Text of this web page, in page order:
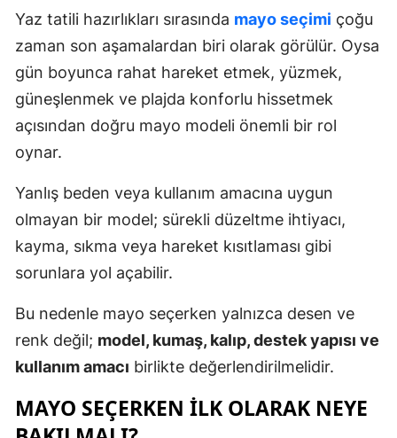
Yaz tatili hazırlıkları sırasında mayo seçimi çoğu
zaman son aşamalardan biri olarak görülür. Oysa
gün boyunca rahat hareket etmek, yüzmek,
güneşlenmek ve plajda konforlu hissetmek
açısından doğru mayo modeli önemli bir rol
oynar.
Yanlış beden veya kullanım amacına uygun
olmayan bir model; sürekli düzeltme ihtiyacı,
kayma, sıkma veya hareket kısıtlaması gibi
sorunlara yol açabilir.
Bu nedenle mayo seçerken yalnızca desen ve
renk değil; model, kumaş, kalıp, destek yapısı ve
kullanım amacı birlikte değerlendirilmelidir.
MAYO SEÇERKEN İLK OLARAK NEYE